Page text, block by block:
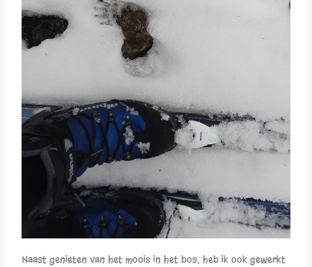
Naast genieten van het moois in het bos, heb ik ook gewerkt